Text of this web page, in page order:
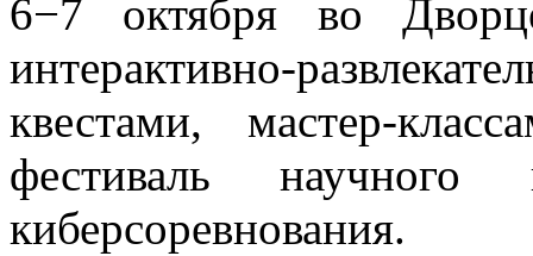
6−7 октября во
интерактивно-
квестами, мастер-
фестиваль
киберсоревнования.